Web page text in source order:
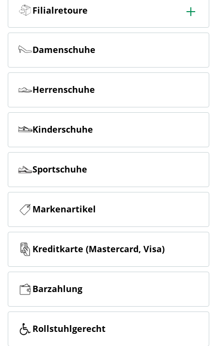
Filialretoure
Online bestellen & kostenlos in der Filiale zurückgeben
Damenschuhe
Herrenschuhe
Kinderschuhe
Sportschuhe
Markenartikel
Kreditkarte (Mastercard, Visa)
Barzahlung
Rollstuhlgerecht